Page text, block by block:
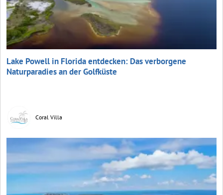
Lake Powell in Florida entdecken: Das verborgene
Naturparadies an der Golfküste
Coral Villa